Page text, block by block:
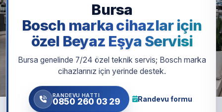
Bursa
Bosch marka cihazlar için
özel Beyaz Eşya Servisi
Bursa genelinde 7/24 özel teknik servis; Bosch marka
cihazlarınız için yerinde destek.
RANDEVU HATTI
0850 260 03 29 Randevu formu